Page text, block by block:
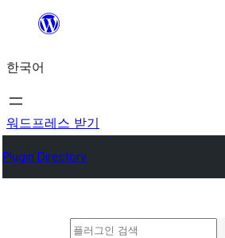
츠
로
바
가
한국어
워드프레스 받기
Plugin Directory
검